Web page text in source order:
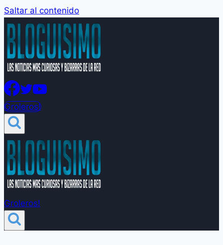
Saltar al contenido
Groleros!
Groleros!